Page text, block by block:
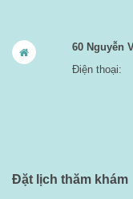
60 Nguyễn
Điện thoại:
Đặt lịch thăm khám